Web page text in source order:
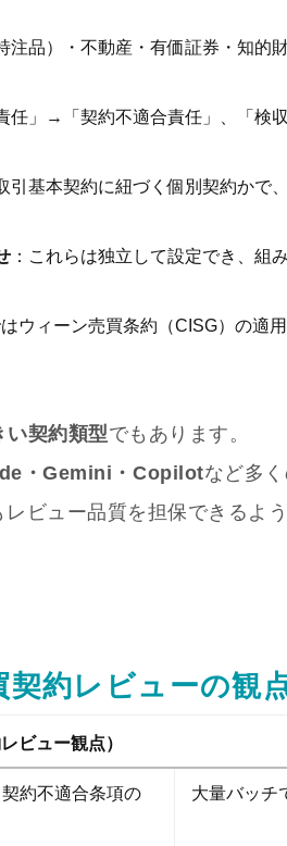
注品）・不動産・有価証券・知的
任」→「契約不適合責任」、「検
引基本契約に紐づく個別契約かで
：これらは独立して設定でき、組
はウィーン売買条約（CISG）の適
い契約類型でもあります。
・Gemini・Copilotなど多
ビュー品質を担保できるよ
約レビューの観点
ビュー観点）
約不適合条項の
大量バッチ